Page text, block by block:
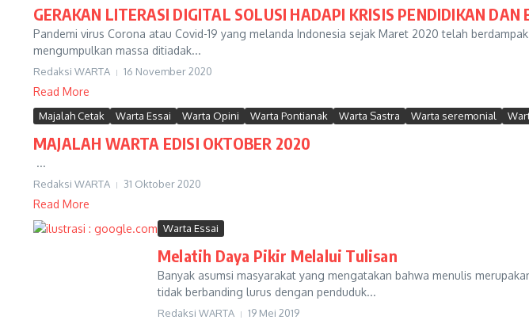
GERAKAN LITERASI DIGITAL SOLUSI HADAPI KRISIS PENDIDIKAN
Pandemi virus Corona atau Covid-19 yang melanda Indonesia sejak Maret 2020 telah
mengumpulkan massa ditiadak...
Redaksi WARTA 16 November 2020
Read More
Majalah Cetak Warta Essai Warta Opini Warta Pontianak Warta Sastra Warta seremonial
MAJALAH WARTA EDISI OKTOBER 2020
...
Redaksi WARTA 31 Oktober 2020
Read More
Warta Essai
Melatih Daya Pikir Melalui Tulisan
Banyak asumsi masyarakat yang mengatakan bahwa menulis
tidak berbanding lurus dengan penduduk...
Redaksi WARTA 19 Mei 2019